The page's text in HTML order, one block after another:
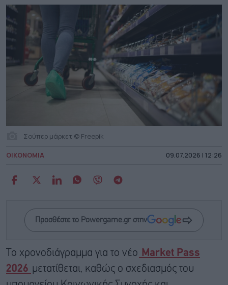
Σούπερ μάρκετ © Freepik
ΟΙΚΟΝΟΜΙΑ 09.07.2026 | 12:26
Προσθέστε το Powergame.gr στην
Το χρονοδιάγραμμα για το νέο Market Pass
2026 μετατίθεται, καθώς ο σχεδιασμός του